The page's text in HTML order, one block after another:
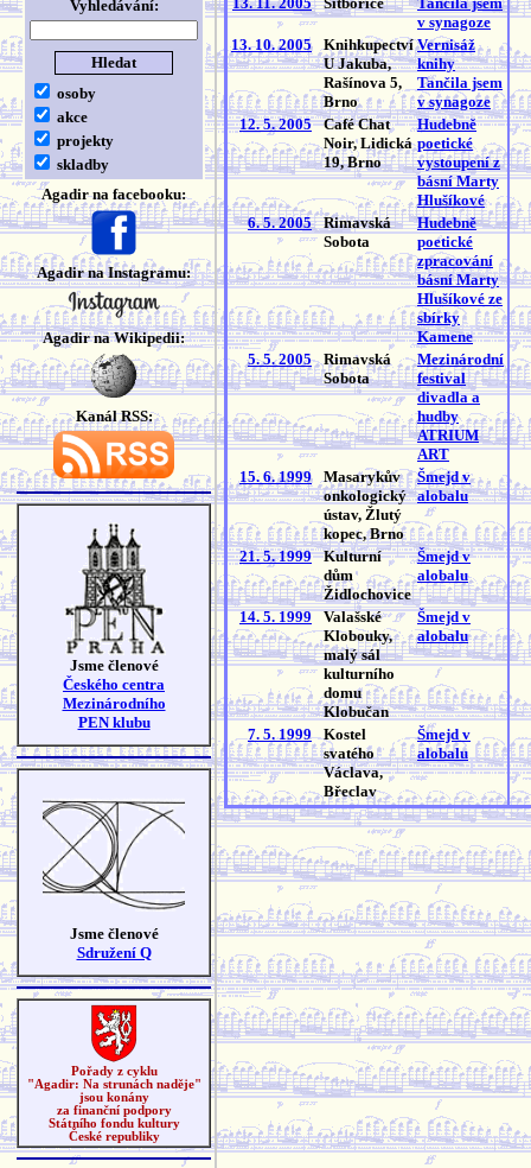
Vyhledávání:
osoby
akce
projekty
skladby
Agadir na facebooku:
Agadir na Instagramu:
Agadir na Wikipedii:
Kanál RSS:
Jsme členové
Českého centra
Mezinárodního
PEN klubu
Jsme členové
Sdružení Q
Pořady z cyklu
"Agadir: Na strunách naděje"
jsou konány
za finanční podpory
Státního fondu kultury
České republiky
v synagoze
13. 10. 2005
Knihkupectví
U Jakuba,
Rašínova 5,
Brno
Vernisáž
knihy
Tančila jsem
v synagoze
12. 5. 2005
Café Chat
Noir, Lidická
19, Brno
Hudebně
poetické
vystoupení z
básní Marty
Hlušíkové
6. 5. 2005
Rimavská
Sobota
Hudebně
poetické
zpracování
básní Marty
Hlušíkové ze
sbírky
Kamene
5. 5. 2005
Rimavská
Sobota
Mezinárodní
festival
divadla a
hudby
ATRIUM
ART
15. 6. 1999
Masarykův
onkologický
ústav, Žlutý
kopec, Brno
Šmejd v
alobalu
21. 5. 1999
Kulturní
dům
Židlochovice
Šmejd v
alobalu
14. 5. 1999
Valašské
Klobouky,
malý sál
kulturního
domu
Klobučan
Šmejd v
alobalu
7. 5. 1999
Kostel
svatého
Václava,
Břeclav
Šmejd v
alobalu